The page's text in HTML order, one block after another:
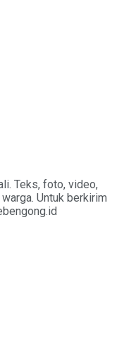
Teks, foto, video,
Untuk berkirim